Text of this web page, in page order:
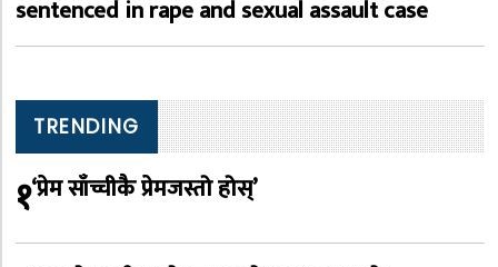
sentenced in rape and sexual assault case
TRENDING
१‘प्रेम साँच्चीकै प्रेमजस्तो होस्’